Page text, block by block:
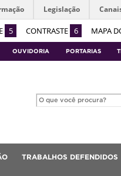
5 CONTRASTE 6 MAPA
Legislação
OUVIDORIA PORTARIAS
TRABALHOS DEFENDIDOS